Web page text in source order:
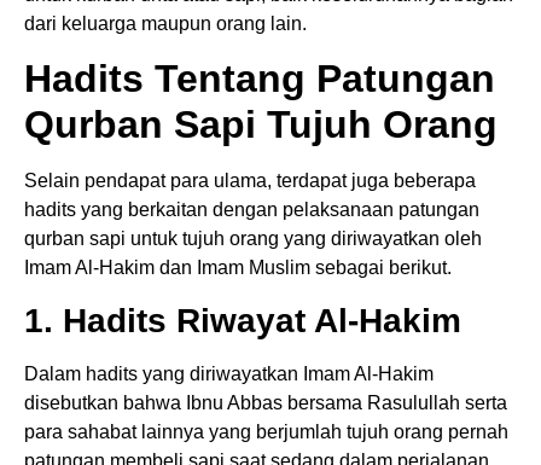
dari keluarga maupun orang lain.
Hadits Tentang Patungan
Qurban Sapi Tujuh Orang
Selain pendapat para ulama, terdapat juga beberapa
hadits yang berkaitan dengan pelaksanaan patungan
qurban sapi untuk tujuh orang yang diriwayatkan oleh
Imam Al-Hakim dan Imam Muslim sebagai berikut.
1. Hadits Riwayat Al-Hakim
Dalam hadits yang diriwayatkan Imam Al-Hakim
disebutkan bahwa Ibnu Abbas bersama Rasulullah serta
para sahabat lainnya yang berjumlah tujuh orang pernah
patungan membeli sapi saat sedang dalam perjalanan.